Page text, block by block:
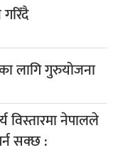
लागि गुरुयोजना
विस्तारमा नेपालले
सक्छ :